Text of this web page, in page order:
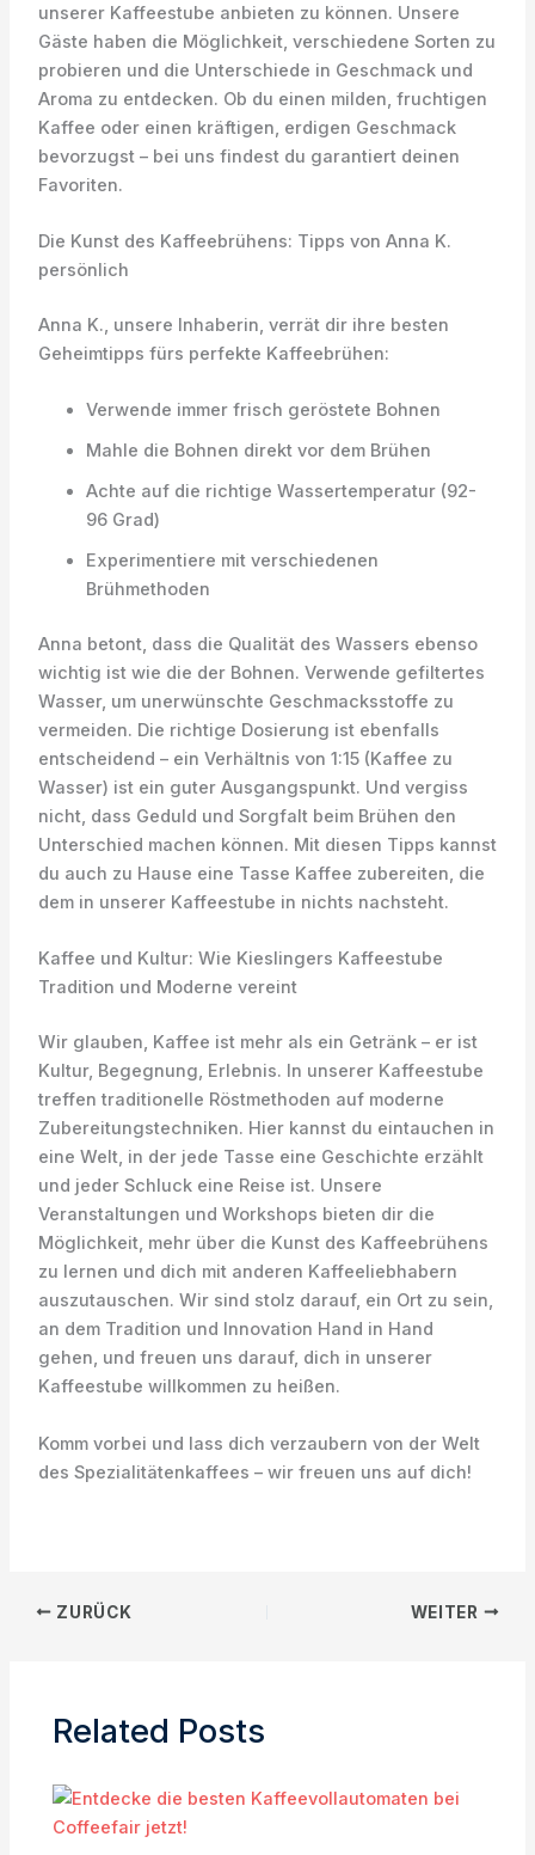
unserer Kaffeestube anbieten zu können. Unsere
Gäste haben die Möglichkeit, verschiedene Sorten zu
probieren und die Unterschiede in Geschmack und
Aroma zu entdecken. Ob du einen milden, fruchtigen
Kaffee oder einen kräftigen, erdigen Geschmack
bevorzugst – bei uns findest du garantiert deinen
Favoriten.
Die Kunst des Kaffeebrühens: Tipps von Anna K.
persönlich
Anna K., unsere Inhaberin, verrät dir ihre besten
Geheimtipps fürs perfekte Kaffeebrühen:
Verwende immer frisch geröstete Bohnen
Mahle die Bohnen direkt vor dem Brühen
Achte auf die richtige Wassertemperatur (92-
96 Grad)
Experimentiere mit verschiedenen
Brühmethoden
Anna betont, dass die Qualität des Wassers ebenso
wichtig ist wie die der Bohnen. Verwende gefiltertes
Wasser, um unerwünschte Geschmacksstoffe zu
vermeiden. Die richtige Dosierung ist ebenfalls
entscheidend – ein Verhältnis von 1:15 (Kaffee zu
Wasser) ist ein guter Ausgangspunkt. Und vergiss
nicht, dass Geduld und Sorgfalt beim Brühen den
Unterschied machen können. Mit diesen Tipps kannst
du auch zu Hause eine Tasse Kaffee zubereiten, die
dem in unserer Kaffeestube in nichts nachsteht.
Kaffee und Kultur: Wie Kieslingers Kaffeestube
Tradition und Moderne vereint
Wir glauben, Kaffee ist mehr als ein Getränk – er ist
Kultur, Begegnung, Erlebnis. In unserer Kaffeestube
treffen traditionelle Röstmethoden auf moderne
Zubereitungstechniken. Hier kannst du eintauchen in
eine Welt, in der jede Tasse eine Geschichte erzählt
und jeder Schluck eine Reise ist. Unsere
Veranstaltungen und Workshops bieten dir die
Möglichkeit, mehr über die Kunst des Kaffeebrühens
zu lernen und dich mit anderen Kaffeeliebhabern
auszutauschen. Wir sind stolz darauf, ein Ort zu sein,
an dem Tradition und Innovation Hand in Hand
gehen, und freuen uns darauf, dich in unserer
Kaffeestube willkommen zu heißen.
Komm vorbei und lass dich verzaubern von der Welt
des Spezialitätenkaffees – wir freuen uns auf dich!
ZURÜCK WEITER
Related Posts